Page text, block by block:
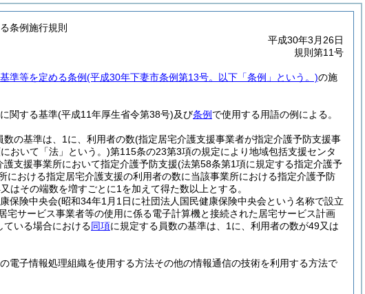
条例施行規則
平成30年3月26日
規則第11号
準等を定める条例(平成30年下妻市条例第13号。以下「条例」という。)の施
関する基準(平成11年厚生省令第38号)及び条例 で使用する用語の例による。
数の基準は、1に、利用者の数(指定居宅介護支援事業者が指定介護予防支援事
おいて「法」という。)第115条の23第3項の規定により地域包括支援センタ
支援事業所において指定介護予防支援(法第58条第1項に規定する指定介護予
における指定居宅介護支援の利用者の数に当該事業所における指定介護予防
はその端数を増すごとに1を加えて得た数以上とする。
保険中央会(昭和34年1月1日に社団法人国民健康保険中央会という名称で設立
サービス事業者等の使用に係る電子計算機と接続された居宅サービス計画
いる場合における同項に規定する員数の基準は、1に、利用者の数が49又は
の電子情報処理組織を使用する方法その他の情報通信の技術を利用する方法で